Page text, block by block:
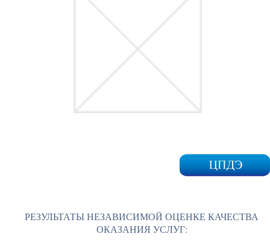
РЕЗУЛЬТАТЫ НЕЗАВИСИМОЙ ОЦЕНКЕ КАЧЕСТВА
ОКАЗАНИЯ УСЛУГ: